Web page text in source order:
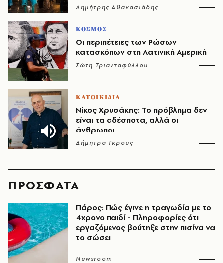
Δημήτρης Αθανασιάδης
ΚΟΣΜΟΣ
Οι περιπέτειες των Ρώσων
κατασκόπων στη Λατινική Αμερική
Σώτη Τριανταφύλλου
ΚΑΤΟΙΚΙΔΙΑ
Νίκος Χρυσάκης: Το πρόβλημα δεν
είναι τα αδέσποτα, αλλά οι
άνθρωποι
Δήμητρα Γκρους
ΠΡΟΣΦΑΤΑ
Πάρος: Πώς έγινε η τραγωδία με το
4χρονο παιδί - Πληροφορίες ότι
εργαζόμενος βούτηξε στην πισίνα να
το σώσει
Newsroom